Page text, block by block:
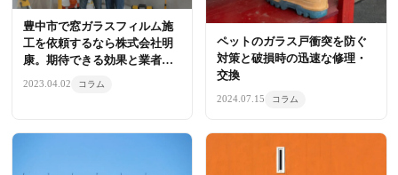
豊中市で窓ガラスフィルム施
工を依頼するなら株式会社明
康。期待できる効果と業者の
2023.04.02 コラム
ペットのガラス戸衝突を防ぐ
対策と破損時の迅速な修理・
交換
2024.07.15 コラム